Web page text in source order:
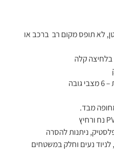
לא תופס מקום רב ברכב או
בלחיצה קלה
מבד.
ניתנות להסרה
בקוטר 20 ס"מ, לניוד נעים וחלק במשטחים